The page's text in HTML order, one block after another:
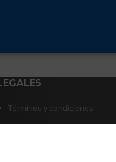
Términos y condiciones
Política de privacidad